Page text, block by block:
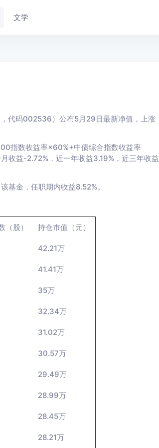
文学
代码002536）公布5月29日最新净值，上涨
指数收益率×60%+中债综合指数收益率
收益-2.72%，近一年收益3.19%，近三年收益
基金，任职期内收益8.52%。
（股） 持仓市值（元）
42.21万
41.41万
35万
32.34万
31.02万
30.57万
29.49万
28.99万
28.45万
28.21万